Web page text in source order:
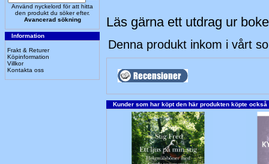
Använd nyckelord för att hitta
den produkt du söker efter.
Avancerad sökning
Information
Frakt & Returer
Köpinformation
Villkor
Kontakta oss
Läs gärna ett utdrag ur
Denna produkt inkom i vårt
Kunder som har köpt den här produkten köpte också